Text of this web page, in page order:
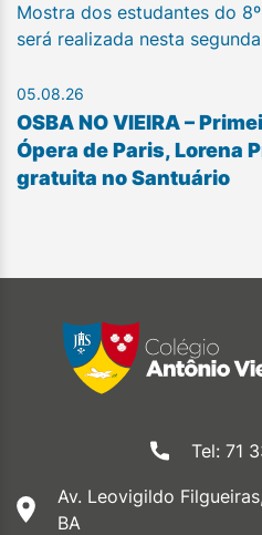
Mostra dos estudantes do
será realizada nesta
05.08.26
OSBA NO VIEIRA –
Ópera de Paris, Lorena
gratuita no Santuário
Tel: 71
Av. Leovigildo
BA